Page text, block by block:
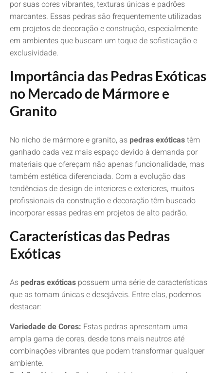
por suas cores vibrantes, texturas únicas e padrões
marcantes. Essas pedras são frequentemente utilizadas
em projetos de decoração e construção, especialmente
em ambientes que buscam um toque de sofisticação e
exclusividade.
Importância das Pedras Exóticas
no Mercado de Mármore e
Granito
No nicho de mármore e granito, as pedras exóticastêm
ganhado cada vez mais espaço devido à demanda por
materiais que ofereçam não apenas funcionalidade, mas
também estética diferenciada. Com a evolução das
tendências de design de interiores e exteriores, muitos
profissionais da construção e decoração têm buscado
incorporar essas pedras em projetos de alto padrão.
Características das Pedras
Exóticas
As pedras exóticas possuem uma série de características
que as tornam únicas e desejáveis. Entre elas, podemos
destacar:
Variedade de Cores: Estas pedras apresentam uma
ampla gama de cores, desde tons mais neutros até
combinações vibrantes que podem transformar qualquer
ambiente.